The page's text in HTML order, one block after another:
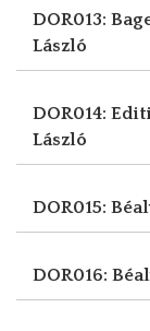
DOR013:
László
DOR014:
László
DOR015:
DOR016: